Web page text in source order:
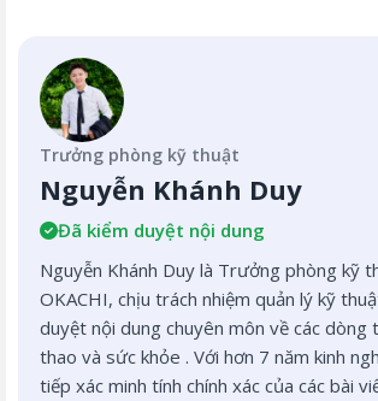
Trưởng phòng kỹ thuật
Nguyễn Khánh Duy
Đã kiểm duyệt nội dung
Nguyễn Khánh Duy là Trưởng phòng kỹ
OKACHI, chịu trách nhiệm quản lý kỹ
duyệt nội dung chuyên môn về các dòng
thao và sức khỏe . Với hơn 7 năm kinh
tiếp xác minh tính chính xác của các bài